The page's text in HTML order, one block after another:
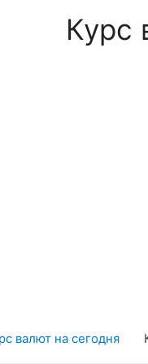
Курс
валют на сегодня